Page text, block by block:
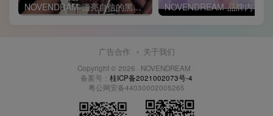
NOVENDRAM-漂亮自信的黑絲襪美女模特
广告合作 关于我们
Copyright © 2026 · NOVENDREAM ·
备案号： 桂ICP备2021002073号-4
粤公网安备44030002005265